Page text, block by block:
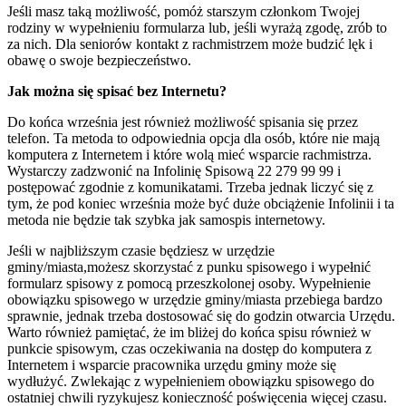
Jeśli masz taką możliwość, pomóż starszym członkom Twojej
rodziny w wypełnieniu formularza lub, jeśli wyrażą zgodę, zrób to
za nich. Dla seniorów kontakt z rachmistrzem może budzić lęk i
obawę o swoje bezpieczeństwo.
Jak można się spisać bez Internetu?
Do końca września jest również możliwość spisania się przez
telefon. Ta metoda to odpowiednia opcja dla osób, które nie mają
komputera z Internetem i które wolą mieć wsparcie rachmistrza.
Wystarczy zadzwonić na Infolinię Spisową 22 279 99 99 i
postępować zgodnie z komunikatami. Trzeba jednak liczyć się z
tym, że pod koniec września może być duże obciążenie Infolinii i ta
metoda nie będzie tak szybka jak samospis internetowy.
Jeśli w najbliższym czasie będziesz w urzędzie
gminy/miasta,możesz skorzystać z punku spisowego i wypełnić
formularz spisowy z pomocą przeszkolonej osoby. Wypełnienie
obowiązku spisowego w urzędzie gminy/miasta przebiega bardzo
sprawnie, jednak trzeba dostosować się do godzin otwarcia Urzędu.
Warto również pamiętać, że im bliżej do końca spisu również w
punkcie spisowym, czas oczekiwania na dostęp do komputera z
Internetem i wsparcie pracownika urzędu gminy może się
wydłużyć. Zwlekając z wypełnieniem obowiązku spisowego do
ostatniej chwili ryzykujesz konieczność poświęcenia więcej czasu.